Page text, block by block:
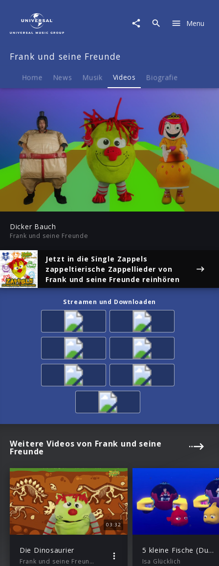
Freunde
Video
Bauch
Menu
Frank und seine Freunde
Home News Musik Videos Biografie
Play Mute
Play
Dicker Bauch
Frank und seine Freunde
Jetzt in die Single Zappels
zappeltierische Zappellieder von
Frank und seine Freunde reinhören
Streamen und Downloaden
Weitere Videos von Frank und seine
Freunde
03:32
Die Dinosaurier
Frank und seine Freunde
5 kleine Fische (Duett Version)
Isa Glücklich